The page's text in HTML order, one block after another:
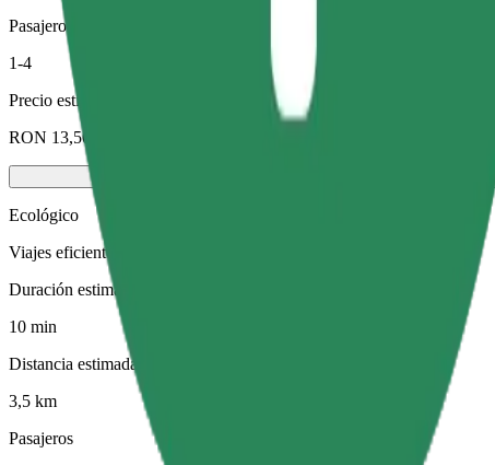
Pasajeros
1-4
Precio estimado
RON 13,50
Ecológico
Viajes eficientes en vehículos híbridos y eléctricos
Duración estimada del viaje
10 min
Distancia estimada
3,5 km
Pasajeros